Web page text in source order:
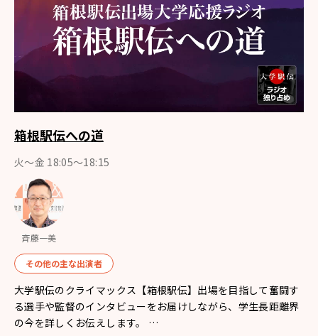
箱根駅伝への道
火～金 18:05～18:15
斉藤一美
その他の主な出演者
大学駅伝のクライマックス【箱根駅伝】出場を目指して奮闘す
る選手や監督のインタビューをお届けしながら、学生長距離界
の今を詳しくお伝えします。 …